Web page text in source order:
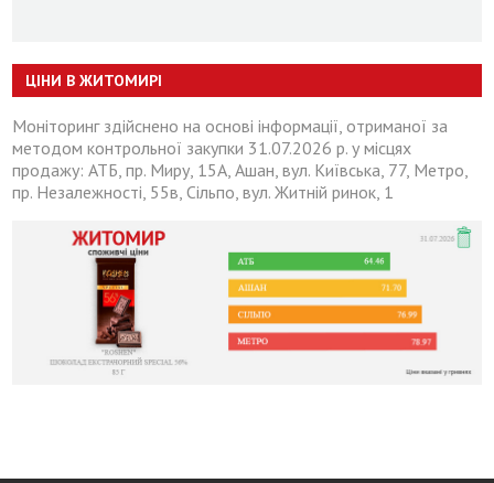
ЦІНИ В ЖИТОМИРІ
Моніторинг здійснено на основі інформації, отриманої за
методом контрольної закупки 31.07.2026 р. у місцях
продажу: АТБ, пр. Миру, 15А, Ашан, вул. Київська, 77, Метро,
пр. Незалежності, 55в, Сільпо, вул. Житній ринок, 1